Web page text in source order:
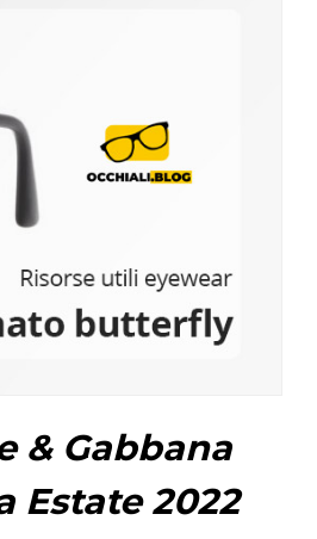
& Gabbana
2022